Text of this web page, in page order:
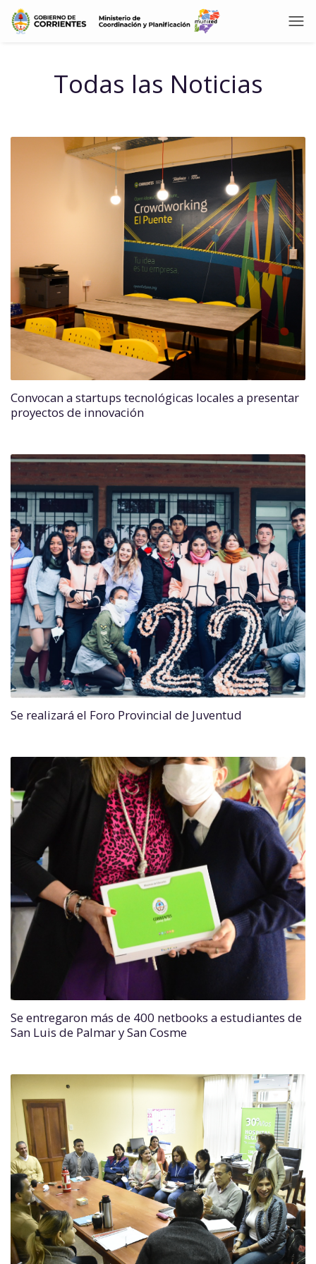
Todas las Noticias
Convocan a startups tecnológicas locales a presentar
proyectos de innovación
Se realizará el Foro Provincial de Juventud
Se entregaron más de 400 netbooks a estudiantes de
San Luis de Palmar y San Cosme